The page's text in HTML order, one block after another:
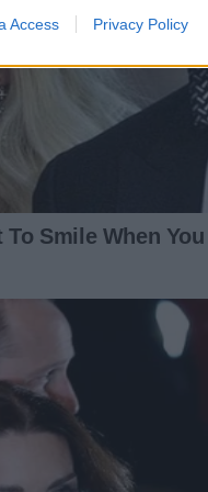
Access Privacy Policy